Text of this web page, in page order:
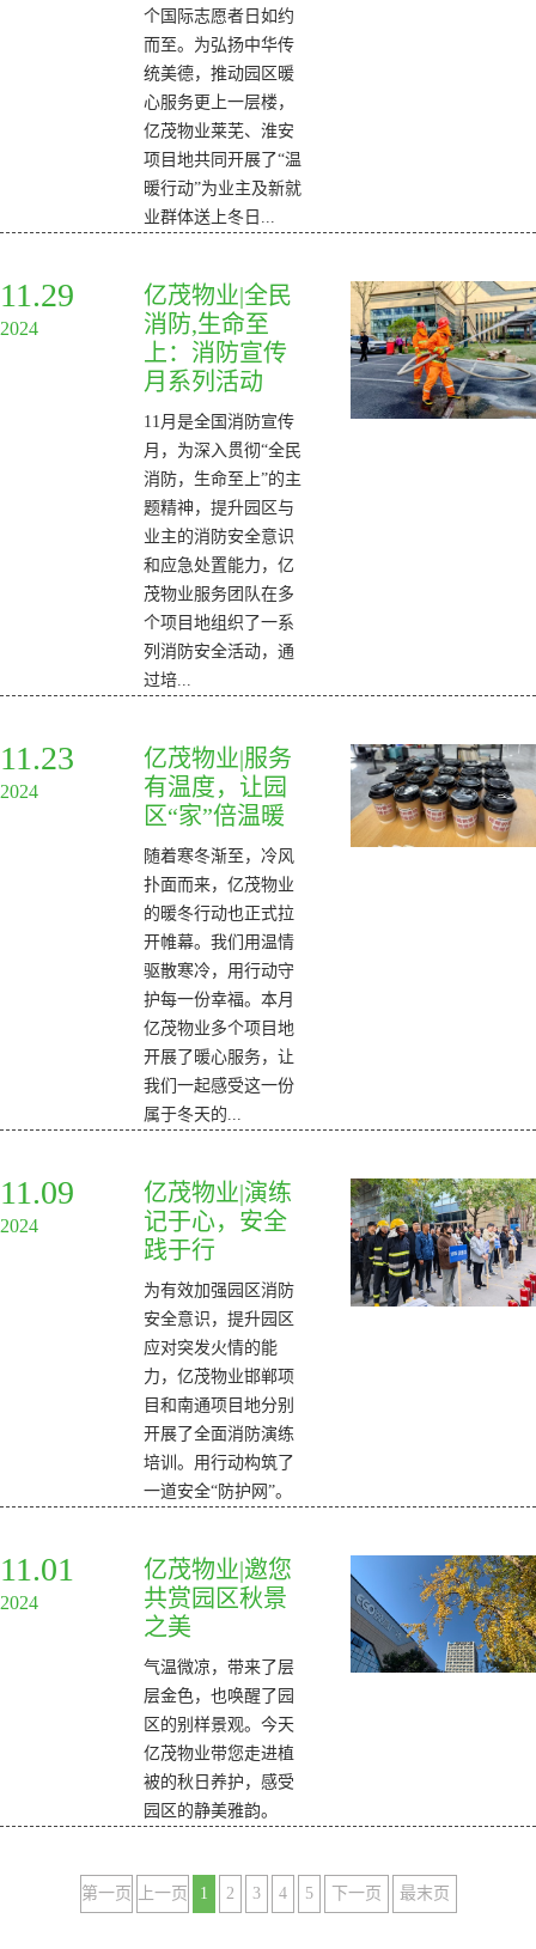
个国际志愿者日如约
而至。为弘扬中华传
统美德，推动园区暖
心服务更上一层楼，
亿茂物业莱芜、淮安
项目地共同开展了“温
暖行动”为业主及新就
业群体送上冬日...
11.29
2024
亿茂物业|全民
消防,生命至
上：消防宣传
月系列活动
11月是全国消防宣传
月，为深入贯彻“全民
消防，生命至上”的主
题精神，提升园区与
业主的消防安全意识
和应急处置能力，亿
茂物业服务团队在多
个项目地组织了一系
列消防安全活动，通
过培...
11.23
2024
亿茂物业|服务
有温度，让园
区“家”倍温暖
随着寒冬渐至，冷风
扑面而来，亿茂物业
的暖冬行动也正式拉
开帷幕。我们用温情
驱散寒冷，用行动守
护每一份幸福。本月
亿茂物业多个项目地
开展了暖心服务，让
我们一起感受这一份
属于冬天的...
11.09
2024
亿茂物业|演练
记于心，安全
践于行
为有效加强园区消防
安全意识，提升园区
应对突发火情的能
力，亿茂物业邯郸项
目和南通项目地分别
开展了全面消防演练
培训。用行动构筑了
一道安全“防护网”。
11.01
2024
亿茂物业|邀您
共赏园区秋景
之美
气温微凉，带来了层
层金色，也唤醒了园
区的别样景观。今天
亿茂物业带您走进植
被的秋日养护，感受
园区的静美雅韵。
第一页 上一页 1 2 3 4 5 下一页 最末页